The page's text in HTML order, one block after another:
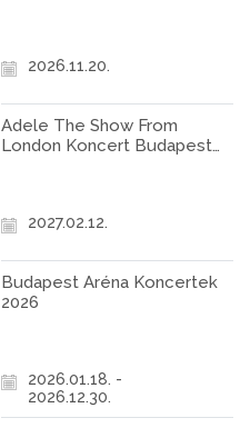
2026.11.20.
Adele The Show From
London Koncert Budapest
2027.02.12.
Budapest Aréna Koncertek
2026
2026.01.18. -
2026.12.30.